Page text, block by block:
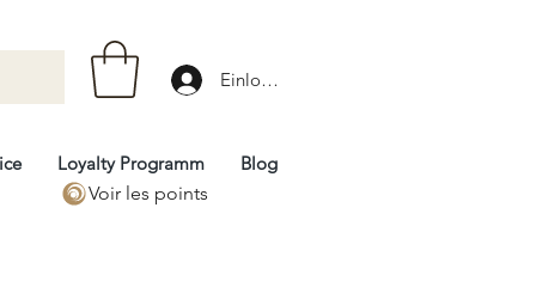
Einloggen
Loyalty Programm
Blog
Voir les points